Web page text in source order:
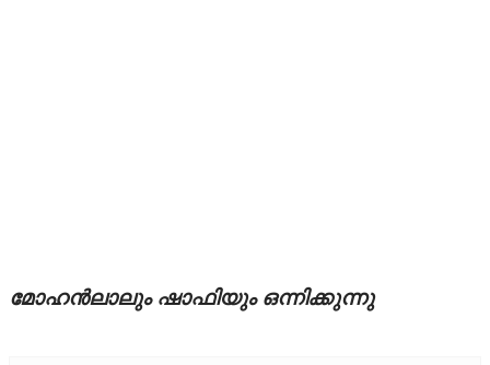
മോഹന്‍ലാലും ഷാഫിയും ഒന്നിക്കുന്നു